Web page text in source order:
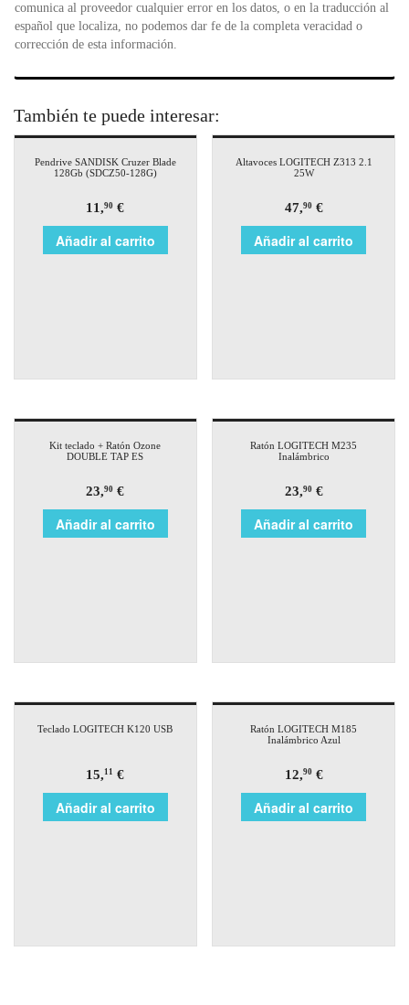
comunica al proveedor cualquier error en los datos, o en la traducción al
español que localiza, no podemos dar fe de la completa veracidad o
corrección de esta información.
También te puede interesar:
Pendrive SANDISK Cruzer Blade
128Gb (SDCZ50-128G)
11,90 €
Añadir al carrito
Altavoces LOGITECH Z313 2.1
25W
47,90€
Añadir al carrito
Kit teclado + Ratón Ozone
DOUBLE TAP ES
23,90 €
Añadir al carrito
Ratón LOGITECH M235
Inalámbrico
23,90€
Añadir al carrito
Teclado LOGITECH K120 USB
15,11 €
Añadir al carrito
Ratón LOGITECH M185
Inalámbrico Azul
12,90€
Añadir al carrito